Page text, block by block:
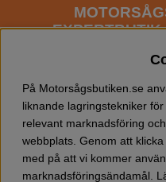
fokus mot entusiaster
motorsågar. Vi
Husqvarna motorsågar
du kan behöva vid
skogsskötsel.
På Motorsågsbutiken.se
liknande lagringstekniker
relevant marknadsföring
webbplats. Genom att
med på att vi kommer
marknadsföringsändamål.